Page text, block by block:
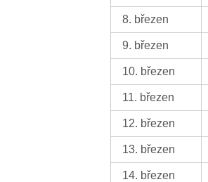
8. březen
9. březen
10. březen
11. březen
12. březen
13. březen
14. březen